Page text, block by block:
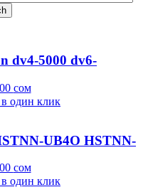
dv4-5000 dv6-
сом
один клик
UB4O HSTNN-
сом
один клик